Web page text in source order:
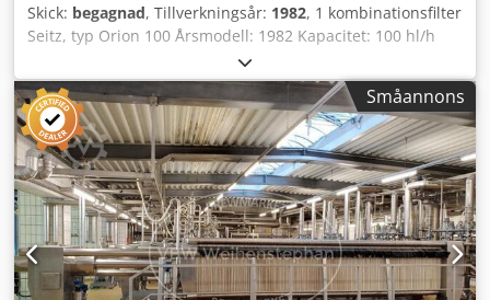
Skick: begagnad, Tillverkningsår: 1982, 1 kombinationsfilter
Seitz, typ Orion 100 Årsmodell: 1982 Kapacitet: 100 hl/h
komplett med ölpump, ledningsvärdesmätare,
doseringskärl, styrskåp, omkopplingspanel, KG-
uppsamlingsbalja med transportör och avfallspump.
Maskin (tillägg): Kieselgur- och skivfilter Filteryta kieselgur
ca.: 35 m² Filterkapacitet: 100 hl/h Längd: 5200 mm Bredd:
1320 mm Höjd: 2250 mm Chedpexbpayefx Aphsa Format: 1
m x 1 m filterplattor Material: rostfritt stål Läge: horisontell
Grundkonstruktion: ramfilter Utrustning: hydraulisk
tillslutning; transportskruv för gammal kiselgur; upp till
200 filterplattor möjliga eller 55 KG-ramar samt 56
skivfilter.
Småannons